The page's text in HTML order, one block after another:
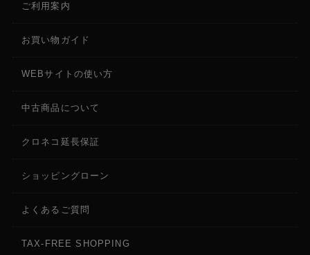
ご利用案内
お買い物ガイド
WEBサイトの使い方
中古商品について
クロネコ延長保証
ショッピングローン
よくあるご質問
TAX-FREE SHOPPING